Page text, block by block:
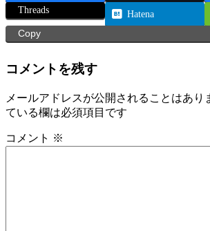
Threads
Hatena
Copy
コメントを残す
メールアドレスが公開されることはあり
ている欄は必須項目です
コメント ※